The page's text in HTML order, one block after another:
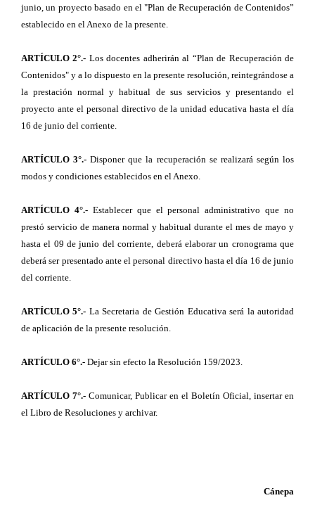
junio, un proyecto basado en el "Plan de Recuperación de Contenidos”
establecido en el Anexo de la presente.
ARTÍCULO 2°.- Los docentes adherirán al “Plan de Recuperación de
Contenidos" y a lo dispuesto en la presente resolución, reintegrándose a
la prestación normal y habitual de sus servicios y presentando el
proyecto ante el personal directivo de la unidad educativa hasta el día
16 de junio del corriente.
ARTÍCULO 3°.- Disponer que la recuperación se realizará según los
modos y condiciones establecidos en el Anexo.
ARTÍCULO 4°.-Establecer que el personal administrativo que no
prestó servicio de manera normal y habitual durante el mes de mayo y
hasta el 09 de junio del corriente, deberá elaborar un cronograma que
deberá ser presentado ante el personal directivo hasta el día 16 de junio
del corriente.
ARTÍCULO 5°.- La Secretaria de Gestión Educativa será la autoridad
de aplicación de la presente resolución.
ARTÍCULO 6°.- Dejar sin efecto la Resolución 159/2023.
ARTÍCULO 7°.- Comunicar, Publicar en el Boletín Oficial, insertar en
el Libro de Resoluciones y archivar.
Cánepa